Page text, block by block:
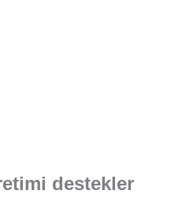
destekler